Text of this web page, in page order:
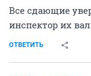
Все сдающие
инспектор их
ОТВЕТИТЬ